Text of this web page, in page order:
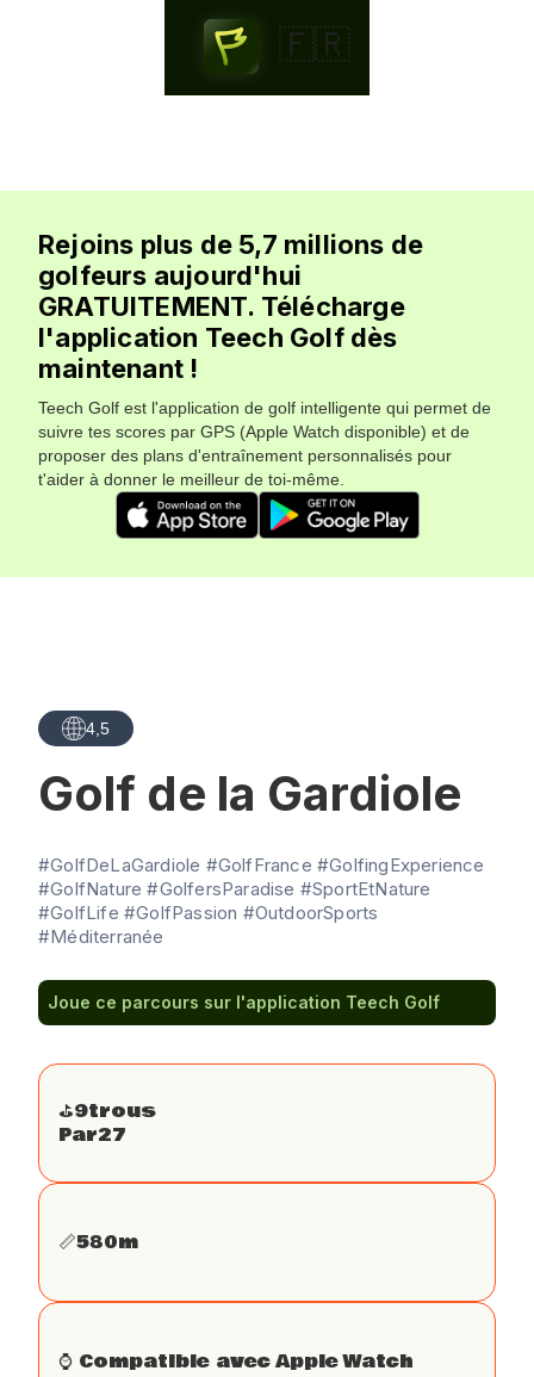
🇫🇷
Rejoins plus de 5,7 millions de
golfeurs aujourd'hui
GRATUITEMENT. Télécharge
l'application Teech Golf dès
maintenant !
Teech Golf est l'application de golf intelligente qui permet de
suivre tes scores par GPS (Apple Watch disponible) et de
proposer des plans d'entraînement personnalisés pour
t'aider à donner le meilleur de toi-même.
4,5
Golf de la Gardiole
#GolfDeLaGardiole #GolfFrance #GolfingExperience
#GolfNature #GolfersParadise #SportEtNature
#GolfLife #GolfPassion #OutdoorSports
#Méditerranée
Joue ce parcours sur l'application Teech Golf
⛳️9trous
Par27
📏580m
⌚️ Compatible avec Apple Watch